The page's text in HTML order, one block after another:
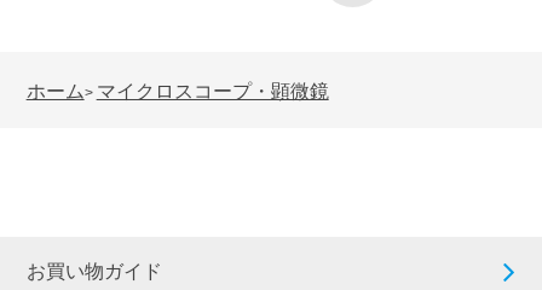
ホーム> マイクロスコープ・顕微鏡
お買い物ガイド